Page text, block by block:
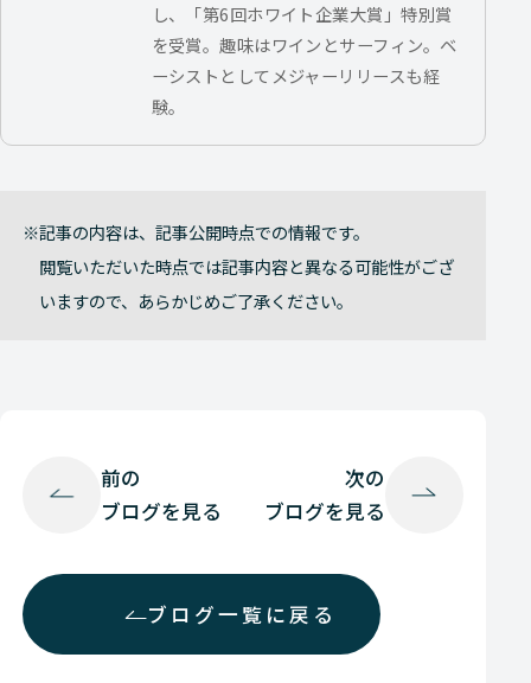
し、「第6回ホワイト企業大賞」特別賞
を受賞。趣味はワインとサーフィン。ベ
ーシストとしてメジャーリリースも経
験。
記事の内容は、記事公開時点での情報です。
閲覧いただいた時点では記事内容と異なる可能性がござ
いますので、あらかじめご了承ください。
前の
ブログを見る
ブログ一覧に戻る
次の
ブログを見る